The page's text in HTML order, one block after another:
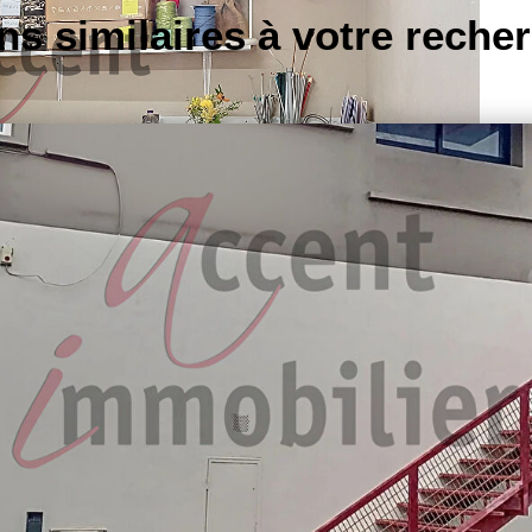
similaires à votre